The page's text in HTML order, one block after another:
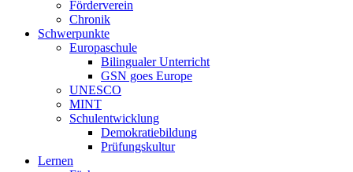
Förderverein
Chronik
Schwerpunkte
Europaschule
Bilingualer Unterricht
GSN goes Europe
UNESCO
MINT
Schulentwicklung
Demokratiebildung
Prüfungskultur
Lernen